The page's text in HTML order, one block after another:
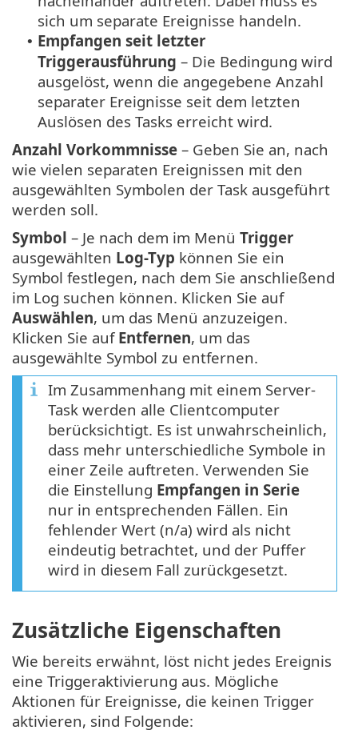
sich um separate Ereignisse handeln.
• Empfangen seit letzter
Triggerausführung – Die Bedingung wird
ausgelöst, wenn die angegebene Anzahl
separater Ereignisse seit dem letzten
Auslösen des Tasks erreicht wird.
Anzahl Vorkommnisse – Geben Sie an, nach
wie vielen separaten Ereignissen mit den
ausgewählten Symbolen der Task ausgeführt
werden soll.
Symbol – Je nach dem im Menü Trigger
ausgewählten Log-Typ können Sie ein
Symbol festlegen, nach dem Sie anschließend
im Log suchen können. Klicken Sie auf
Auswählen, um das Menü anzuzeigen.
Klicken Sie auf Entfernen, um das
ausgewählte Symbol zu entfernen.
Im Zusammenhang mit einem Server-
Task werden alle Clientcomputer
berücksichtigt. Es ist unwahrscheinlich,
dass mehr unterschiedliche Symbole in
einer Zeile auftreten. Verwenden Sie
die Einstellung Empfangen in Serie
nur in entsprechenden Fällen. Ein
fehlender Wert (n/a) wird als nicht
eindeutig betrachtet, und der Puffer
wird in diesem Fall zurückgesetzt.
Zusätzliche Eigenschaften
Wie bereits erwähnt, löst nicht jedes Ereignis
eine Triggeraktivierung aus. Mögliche
Aktionen für Ereignisse, die keinen Trigger
aktivieren, sind Folgende: